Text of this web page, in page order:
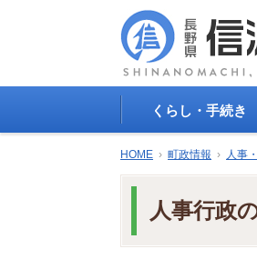
くらし・手続き
登録
年金・保険
HOME › 町政情報 › 人事
人事行政